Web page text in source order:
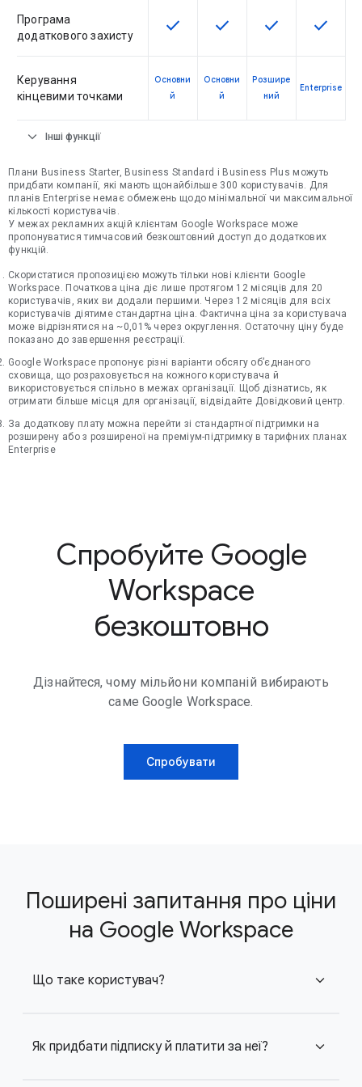
Програма
додаткового захисту
Ця функція доступна для
check Ця функція доступна
check Ця функція
check Ця
check
Керування
кінцевими точками
Основни
й
Основни
й
Розшире
ний
Enterprise
expand_more Інші функції
Плани Business Starter, Business Standard і Business Plus можуть
придбати компанії, які мають щонайбільше 300 користувачів. Для
планів Enterprise немає обмежень щодо мінімальної чи максимальної
кількості користувачів.
У межах рекламних акцій клієнтам Google Workspace може
пропонуватися тимчасовий безкоштовний доступ до додаткових
функцій.
Скористатися пропозицією можуть тільки нові клієнти Google
Workspace. Початкова ціна діє лише протягом 12 місяців для 20
користувачів, яких ви додали першими. Через 12 місяців для всіх
користувачів діятиме стандартна ціна. Фактична ціна за користувача
може відрізнятися на ~0,01% через округлення. Остаточну ціну буде
показано до завершення реєстрації.
Google Workspace пропонує різні варіанти обсягу об’єднаного
сховища, що розраховується на кожного користувача й
використовується спільно в межах організації. Щоб дізнатись, як
отримати більше місця для організації, відвідайте Довідковий центр.
За додаткову плату можна перейти зі стандартної підтримки на
розширену або з розширеної на преміум-підтримку в тарифних планах
Enterprise
Спробуйте Google
Workspace
безкоштовно
Дізнайтеся, чому мільйони компаній вибирають
саме Google Workspace.
Спробувати
Поширені запитання про ціни
на Google Workspace
Що таке користувач? expand_more
Як придбати підписку й платити за неї? expand_more